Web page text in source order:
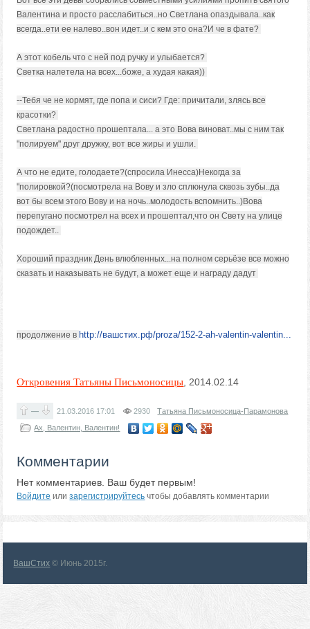
Валентина и просто расслабиться..но Светлана опаздывала..как
всегда..ети ее налево..вон идет..и с кем это она?И че в фате?
А этот кобель что с ней под ручку и улыбается?
Светка налетела на всех...боже, а худая какая))
--Тебя че не кормят, где попа и сиси? Где: причитали, злясь все
красотки?
Светлана радостно прошептала... а это Вова виноват..мы с ним так
"полируем" друг дружку, вот все жиры и ушли.
А что не едите, голодаете?(спросила Инесса)Некогда за
"полировкой?(посмотрела на Вову и зло сплюнула сквозь зубы..да
вот бы всем этого Вову и на ночь..молодость вспомнить..)Вова
перепугано посмотрел на всех и прошептал,что он Свету на улице
подождет..
Хороший праздник День влюбленных...на полном серьёзе все можно
сказать и наказывать не будут, а может еще и награду дадут
продолжение в http://вашстих.рф/proza/152-2-ah-valentin-valentin...
Откровения Татьяны Письмоносицы , 2014.02.14
— 21.03.2016 17:01 2930
Татьяна Письмоносица-Парамонова
Ах, Валентин, Валентин!
Комментарии
Нет комментариев. Ваш будет первым!
Войдите илизарегистрируйтесь чтобы добавлять комментарии
ВашСтих © Июнь 2015г.